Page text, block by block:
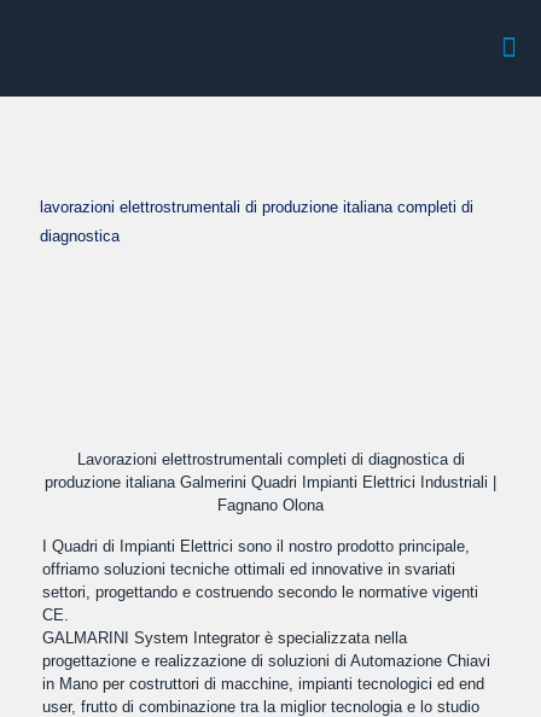
lavorazioni elettrostrumentali di produzione italiana completi di
diagnostica
Lavorazioni elettrostrumentali completi di diagnostica di
produzione italiana Galmerini Quadri Impianti Elettrici Industriali |
Fagnano Olona
I Quadri di Impianti Elettrici sono il nostro prodotto principale,
offriamo soluzioni tecniche ottimali ed innovative in svariati
settori, progettando e costruendo secondo le normative vigenti
CE.
GALMARINI System Integrator è specializzata nella
progettazione e realizzazione di soluzioni di Automazione Chiavi
in Mano per costruttori di macchine, impianti tecnologici ed end
user, frutto di combinazione tra la miglior tecnologia e lo studio